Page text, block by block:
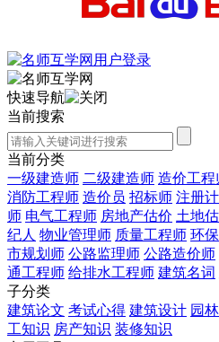
快速导航
当前搜索
当前分类
一级建造师 二级建造师 造价工程
消防工程师 造价员 招标师 注册
师 电气工程师 房地产估价 土地
纪人 物业管理师 质量工程师 环
市规划师 公路监理师 公路造价师
通工程师 给排水工程师 建筑名词
子分类
建筑论文 考试心得 建筑设计 园
工知识 房产知识 装修知识